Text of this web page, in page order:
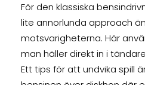
För den klassiska
lite annorlunda approach
motsvarigheterna. Här
man häller direkt in i
Ett tips för att undvika spill